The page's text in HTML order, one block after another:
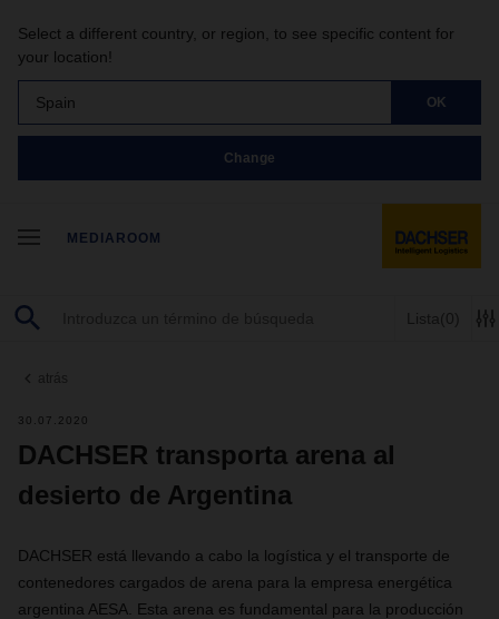
Select a different country, or region, to see specific content for
your location!
Spain OK
Change
MEDIAROOM
Lista (0)
atrás
30.07.2020
DACHSER transporta arena al
desierto de Argentina
DACHSER está llevando a cabo la logística y el transporte de
contenedores cargados de arena para la empresa energética
argentina AESA. Esta arena es fundamental para la producción